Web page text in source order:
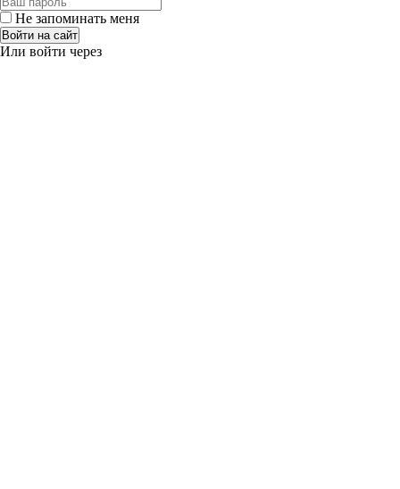
Не запоминать меня
Войти на сайт
Или войти через